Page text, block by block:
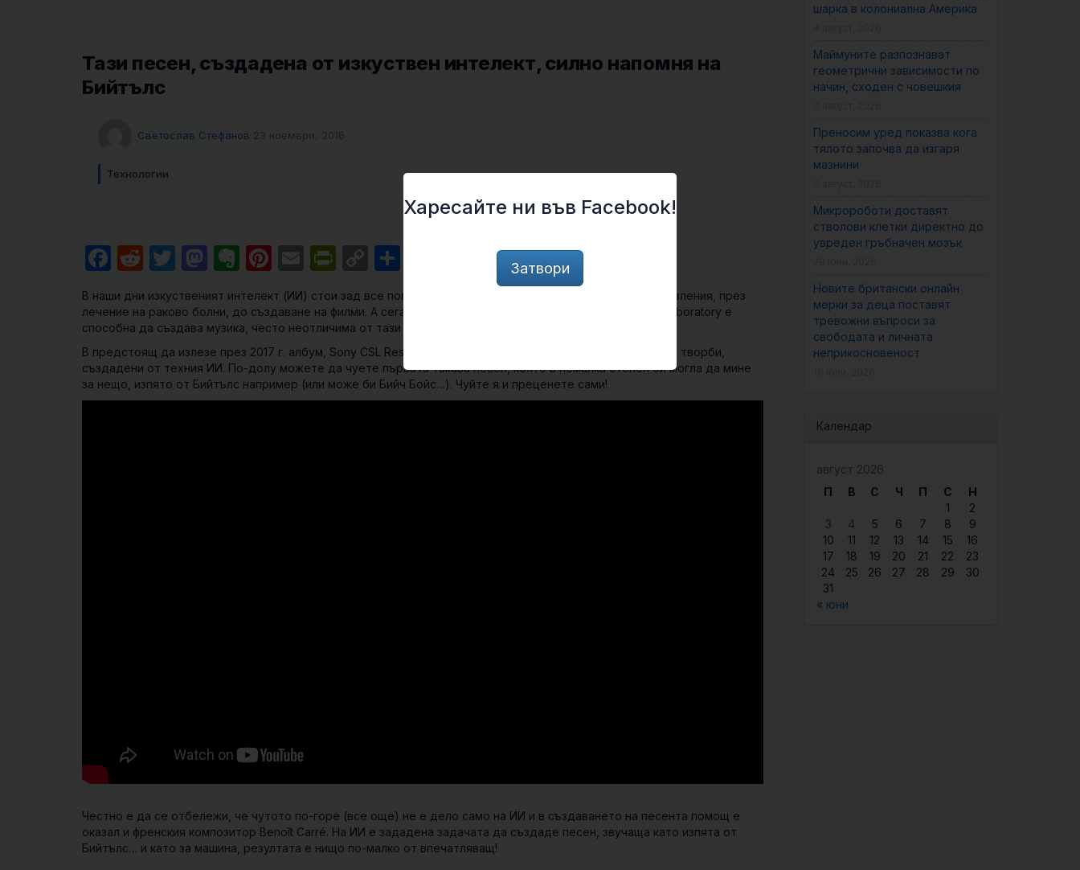
Тази песен, създадена от изкуствен интелект, силно напомня на
Бийтълс
Светослав Стефанов 23 ноември, 2016
Технологии
Facebook
RedditTwitter
Mastodon
Evernote
Pinterest
EmailPrintFriendly
Copy
В наши дни изкуственият интелект (ИИ) стои зад все повече дейности в живота ни – от виртуални забавления, през
лечение на раково болни, до създаване на филми. А сега една нова разработка на Sony CSL Research Laboratory е
способна да създава музика, често неотличима от тази на хората.
В предстоящ да излезе през 2017 г. албум, Sony CSL Research Laboratory ще събере различни музикални творби,
създадени от техния ИИ. По-долу можете да чуете първата такава песен, която в немалка степен би могла да мине
за нещо, изпято от Бийтълс например (или може би Бийч Бойс…). Чуйте я и преценете сами!
Честно е да се отбележи, че чутото по-горе (все още) не е дело само на ИИ и в създаването на песента помощ е
оказал и френския композитор Benoît Carré. На ИИ е зададена задачата да създаде песен, звучаща като изпята от
Бийтълс… и като за машина, резултата е нищо по-малко от впечатляващ!
шарка в колониална Америка
Маймуните разпознават
геометрични зависимости по
начин, сходен с човешкия
Преносим уред показва кога
тялото започва да изгаря
мазнини
Микророботи доставят
стволови клетки директно до
увреден гръбначен мозък
Новите британски онлайн
мерки за деца поставят
тревожни въпроси за
свободата и личната
неприкосновеност
Календар
август 2026
П
В С Ч П С
Н
1
2
3
4 5 6 7 8
9
10
11 12 13 14 15
16
17
18 19 20 21 22
23
24
25 26 27 28 29
30
31
« юни
Харесайте ни във Facebook!
Затвори